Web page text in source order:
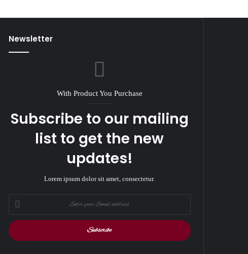
Newsletter
With Product You Purchase
Subscribe to our mailing
list to get the new
updates!
Lorem ipsum dolor sit amet, consectetur.
Enter
your
Email
address